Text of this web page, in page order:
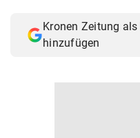
Kronen Zeitung
hinzufügen